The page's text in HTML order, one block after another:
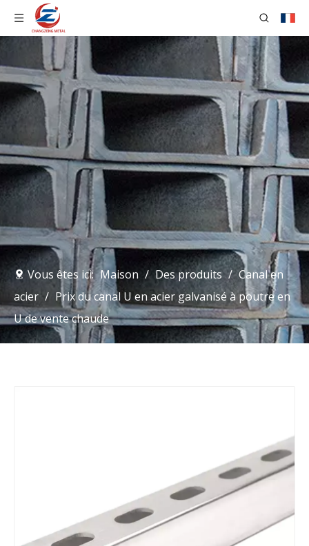
Vous êtes ici: Maison / Des produits / Canal en
acier / Prix ​​​​du canal U en acier galvanisé à poutre en
U de vente chaude